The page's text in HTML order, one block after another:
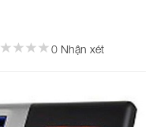
0 Nhận xét